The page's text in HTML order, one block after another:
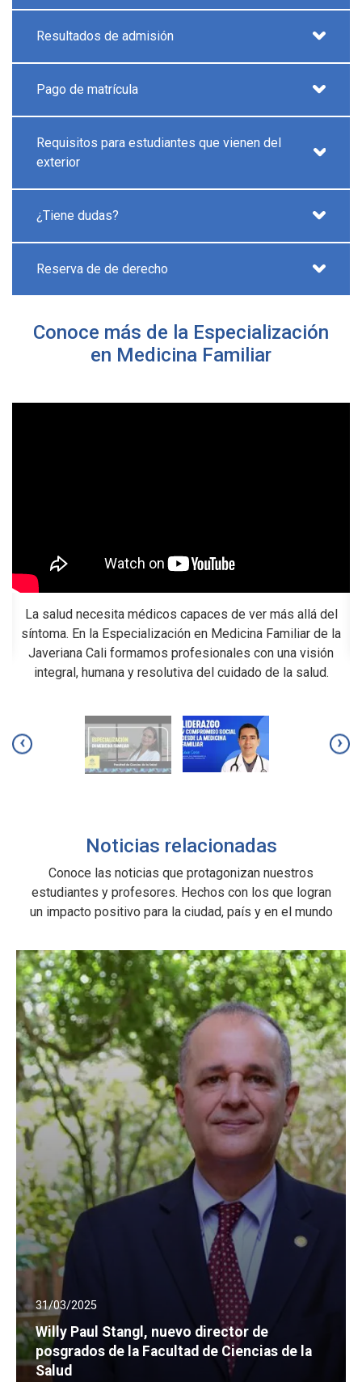
Resultados de admisión
Pago de matrícula
Requisitos para estudiantes que vienen del
exterior
¿Tiene dudas?
Reserva de de derecho
Conoce más de la Especialización
en Medicina Familiar
La salud necesita médicos capaces de ver más allá del
síntoma. En la Especialización en Medicina Familiar de la
Javeriana Cali formamos profesionales con una visión
integral, humana y resolutiva del cuidado de la salud.
‹ ›
Noticias relacionadas
Conoce las noticias que protagonizan nuestros
estudiantes y profesores. Hechos con los que logran
un impacto positivo para la ciudad, país y en el mundo
31/03/2025
Willy Paul Stangl, nuevo director de
posgrados de la Facultad de Ciencias de la
Salud